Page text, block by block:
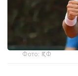
Фото: ҚТФ